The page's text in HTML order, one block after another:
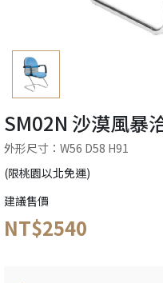
SM02N 沙漠風暴
外形尺寸：W56 D58 H91
(限桃園以北免運)
建議售價
NT$2540